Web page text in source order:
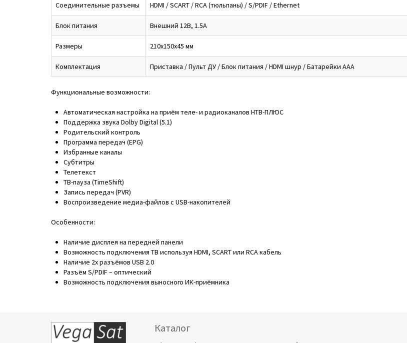
Соединительные разъемы HDMI / SCART / RCA (тюльпаны) / S/PDIF / Ethernet
Блок питания Внешний 12В, 1.5А
Размеры 210x150x45 мм
Комплектация Приставка / Пульт ДУ / Блок питания / HDMI шнур / Батарейки ААА
Функциональные возможности:
Автоматическая настройка на приём теле- и радиоканалов НТВ-ПЛЮС
Поддержка звука Dolby Digital (5.1)
Родительский контроль
Программа передач (EPG)
Избранные каналы
Субтитры
Телетекст
ТВ-пауза (TimeShift)
Запись передач (PVR)
Воспроизведение медиа-файлов с USB-накопителей
Особенности:
Наличие дисплея на передней панели
Возможность подключения ТВ используя HDMI, SCART или RCA кабель
Наличие 2х разъёмов USB 2.0
Разъём S/PDIF – оптический
Возможность подключения выносного ИК-приёмника
Каталог